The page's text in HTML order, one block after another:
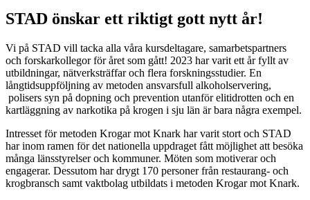
STAD önskar ett riktigt gott nytt år!
Vi på STAD vill tacka alla våra kursdeltagare, samarbetspartners
och forskarkollegor för året som gått! 2023 har varit ett år fyllt av
utbildningar, nätverksträffar och flera forskningsstudier. En
långtidsuppföljning av metoden ansvarsfull alkoholservering,
polisers syn på dopning och prevention utanför elitidrotten och en
kartläggning av narkotika på krogen i sju län är bara några exempel.
Intresset för metoden Krogar mot Knark har varit stort och STAD
har inom ramen för det nationella uppdraget fått möjlighet att besöka
många länsstyrelser och kommuner. Möten som motiverar och
engagerar. Dessutom har drygt 170 personer från restaurang- och
krogbransch samt vaktbolag utbildats i metoden Krogar mot Knark.